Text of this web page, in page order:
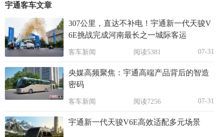
宇通客车文章
307公里，直达不补电！宇通新一代天骏V
6E挑战完成河南最长之一城际客运
客车新闻 阅读5381 07-31
央媒高频聚焦：宇通高端产品背后的智造
密码
客车新闻 阅读7256 07-31
宇通新一代天骏V6E高效适配多元场景